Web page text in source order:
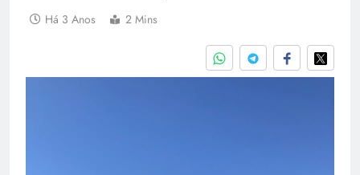
Há 3 Anos 2 Mins